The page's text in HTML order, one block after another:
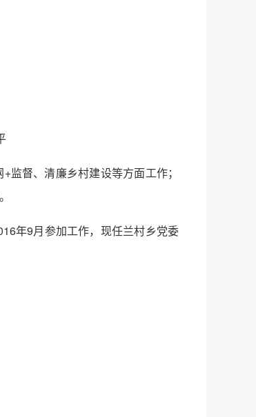
督、清廉乡村建设等方面工作；
年9月参加工作，现任兰村乡党委